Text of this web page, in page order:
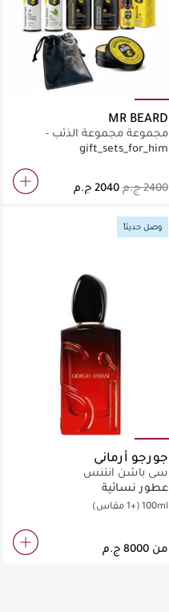
MR BEARD
مجموعة مجموعة الذئب -
Aroma
gift_sets_for_him
وصل حديثاً
جورجو أرماني
سي باشن انتنس
عطور نسائية
100ml(+1 مقاس)
من